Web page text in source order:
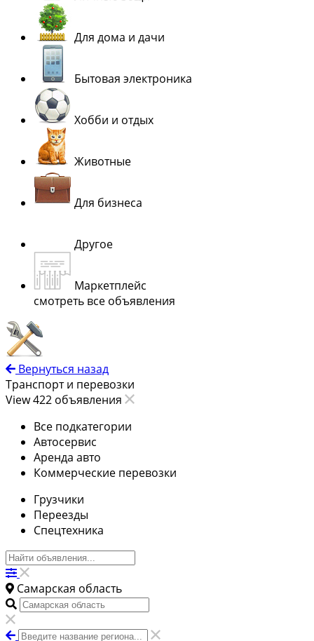
Для дома и дачи
Бытовая электроника
Хобби и отдых
Животные
Для бизнеса
Другое
Маркетплейс
смотреть все объявления
Вернуться назад
Транспорт и перевозки
View 422 объявления
Все подкатегории
Автосервис
Аренда авто
Коммерческие перевозки
Грузчики
Переезды
Спецтехника
Самарская область